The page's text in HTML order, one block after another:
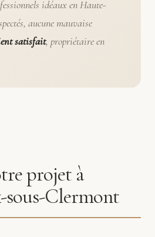
idéaux en Haute-
aucune mauvaise
satisfait, propriétaire en
projet à
sous-Clermont